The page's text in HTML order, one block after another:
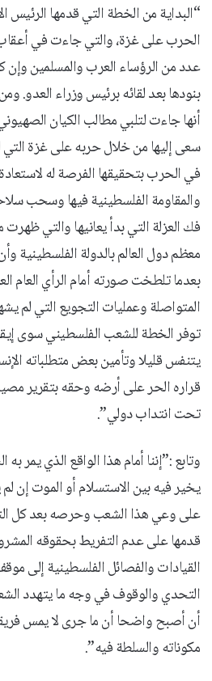
“البداية من الخطة التي قدمها الرئيس
الحرب على غزة، والتي جاءت في
عدد من الرؤساء العرب والمسلمين
بنودها بعد لقائه برئيس وزراء العدو.
أنها جاءت لتلبي مطالب الكيان
سعى إليها من خلال حربه على غزة
في الحرب بتحقيقها الفرصة له
والمقاومة الفلسطينية فيها وسحب
فك العزلة التي بدأ يعانيها والتي
معظم دول العالم بالدولة الفلسطينية
بعدما تلطخت صورته أمام الرأي العام
المتواصلة وعمليات التجويع التي لم
توفر الخطة للشعب الفلسطيني سوى
يتنفس قليلا وتأمين بعض متطلباته
قراره الحر على أرضه وحقه بتقرير
تحت انتداب دولي”.
وتابع :”إننا أمام هذا الواقع الذي يمر
يخير فيه بين الاستسلام أو الموت إن
على وعي هذا الشعب وحرصه بعد كل
قدمها على عدم التفريط بحقوقه
القيادات والفصائل الفلسطينية إلى
التحدي والوقوف في وجه ما يتهدد
أن أصبح واضحا أن ما جرى لا يمس
مكوناته والسلطة فيه”.